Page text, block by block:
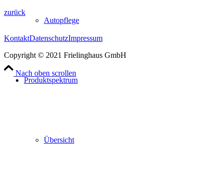
Autopflege
Produktspektrum
Übersicht
zurück
KontaktDatenschutzImpressum
Copyright © 2021 Frielinghaus GmbH
Nach oben scrollen